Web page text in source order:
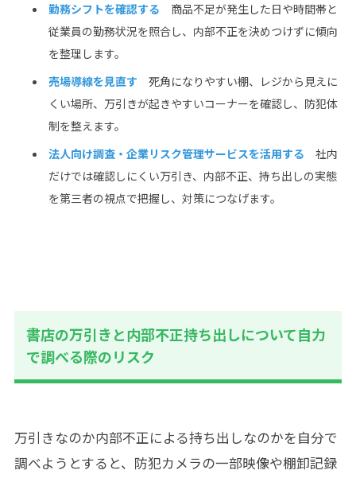
勤務シフトを確認する 商品不足が発生した日や時間帯と
従業員の勤務状況を照合し、内部不正を決めつけずに傾向
を整理します。
売場導線を見直す 死角になりやすい棚、レジから見えに
くい場所、万引きが起きやすいコーナーを確認し、防犯体
制を整えます。
法人向け調査・企業リスク管理サービスを活用する 社内
だけでは確認しにくい万引き、内部不正、持ち出しの実態
を第三者の視点で把握し、対策につなげます。
書店の万引きと内部不正持ち出しについて自力
で調べる際のリスク
万引きなのか内部不正による持ち出しなのかを自分で
調べようとすると、防犯カメラの一部映像や棚卸記録